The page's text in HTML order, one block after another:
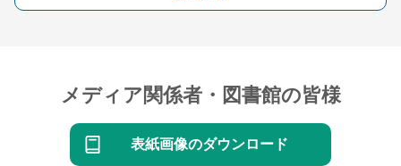
メディア関係者・図書館の皆様
表紙画像のダウンロード